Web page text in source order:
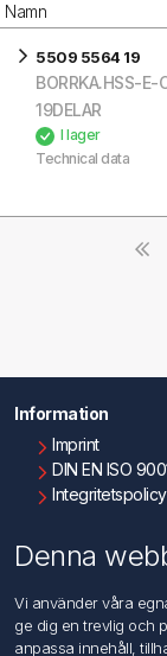
Namn
5509 5564 19
BORRKA.HSS-E-
19DELAR
I lager
Technical data
Information
Imprint
DIN EN ISO
Integritetspolicy
Kontakta oss
Kundtjänst
Denna
Vi använder våra
ge dig en trevlig och
anpassa innehåll,